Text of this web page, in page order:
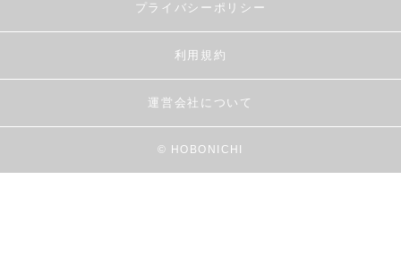
プライバシーポリシー
利用規約
運営会社について
© HOBONICHI